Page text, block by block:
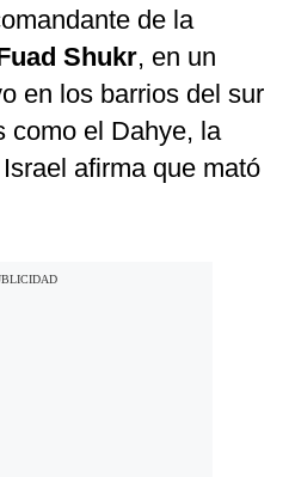
de la
Shukr, en un
en los barrios del sur
como el Dahye, la
afirma que mató